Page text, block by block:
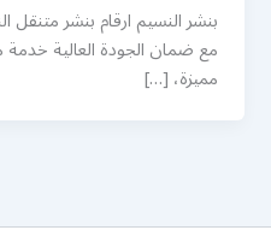
بنشر النسيم ارقام بنشر
مع ضمان الجودة العالية
مميزة، […]